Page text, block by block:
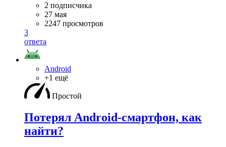
2 подписчика
27 мая
2247 просмотров
3
ответа
Android
+1 ещё
Простой
Потерял Android-смартфон, как
найти?